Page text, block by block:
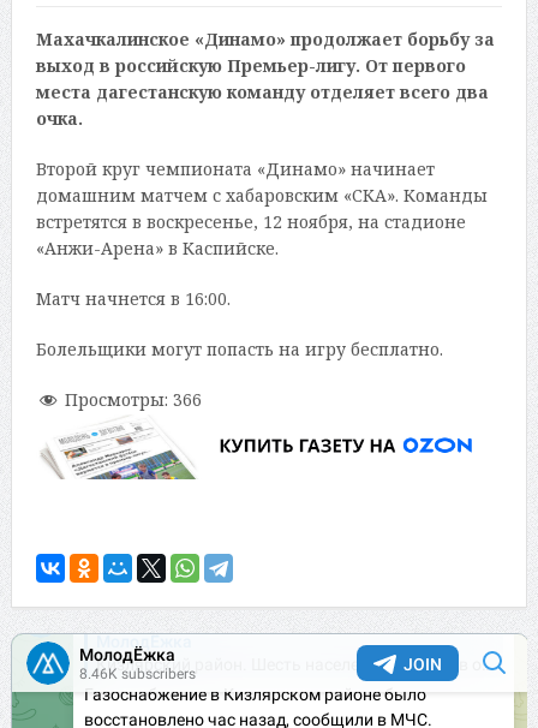
Махачкалинское «Динамо» продолжает борьбу за
выход в российскую Премьер-лигу. От первого
места дагестанскую команду отделяет всего два
очка.
Второй круг чемпионата «Динамо» начинает
домашним матчем с хабаровским «СКА». Команды
встретятся в воскресенье, 12 ноября, на стадионе
«Анжи-Арена» в Каспийске.
Матч начнется в 16:00.
Болельщики могут попасть на игру бесплатно.
Просмотры: 366